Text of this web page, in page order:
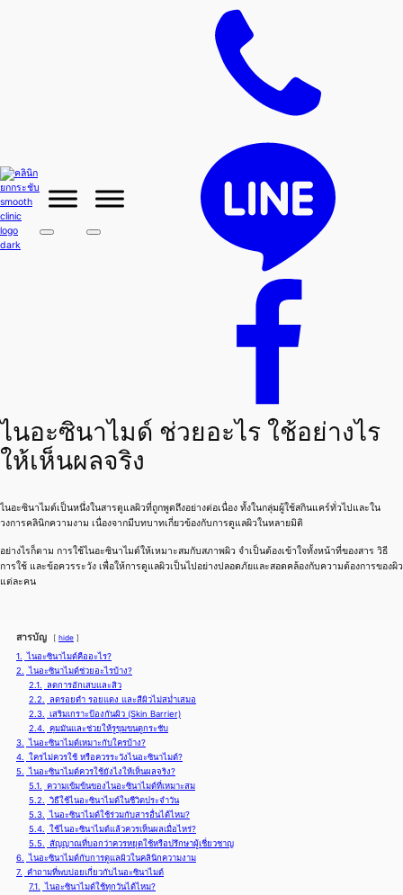
ไนอะซินาไมด์ ช่วยอะไร ใช้อย่างไร
ให้เห็นผลจริง
ไนอะซินาไมด์เป็นหนึ่งในสารดูแลผิวที่ถูกพูดถึงอย่างต่อเนื่อง ทั้งในกลุ่มผู้ใช้สกินแคร์ทั่วไปและใน
วงการคลินิกความงาม เนื่องจากมีบทบาทเกี่ยวข้องกับการดูแลผิวในหลายมิติ
อย่างไรก็ตาม การใช้ไนอะซินาไมด์ให้เหมาะสมกับสภาพผิว จำเป็นต้องเข้าใจทั้งหน้าที่ของสาร วิธี
การใช้ และข้อควรระวัง เพื่อให้การดูแลผิวเป็นไปอย่างปลอดภัยและสอดคล้องกับความต้องการของผิว
แต่ละคน
สารบัญ hide
1.
ไนอะซินาไมด์คืออะไร?
2.
ไนอะซินาไมด์ช่วยอะไรบ้าง?
2.1.
ลดการอักเสบและสิว
2.2.
ลดรอยดำ รอยแดง และสีผิวไม่สม่ำเสมอ
2.3.
เสริมเกราะป้องกันผิว (Skin Barrier)
2.4.
คุมมันและช่วยให้รูขุมขนดูกระชับ
3.
ไนอะซินาไมด์เหมาะกับใครบ้าง?
4.
ใครไม่ควรใช้ หรือควรระวังไนอะซินาไมด์?
5.
ไนอะซินาไมด์ควรใช้ยังไงให้เห็นผลจริง?
5.1.
ความเข้มข้นของไนอะซินาไมด์ที่เหมาะสม
5.2.
วิธีใช้ไนอะซินาไมด์ในชีวิตประจำวัน
5.3.
ไนอะซินาไมด์ใช้ร่วมกับสารอื่นได้ไหม?
5.4.
ใช้ไนอะซินาไมด์แล้วควรเห็นผลเมื่อไหร่?
5.5.
สัญญาณที่บอกว่าควรหยุดใช้หรือปรึกษาผู้เชี่ยวชาญ
6.
ไนอะซินาไมด์กับการดูแลผิวในคลินิกความงาม
7.
คำถามที่พบบ่อยเกี่ยวกับไนอะซินาไมด์
7.1.
ไนอะซินาไมด์ใช้ทุกวันได้ไหม?